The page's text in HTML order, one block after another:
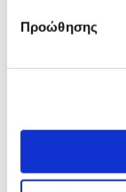
Προώθησης
Δες τι